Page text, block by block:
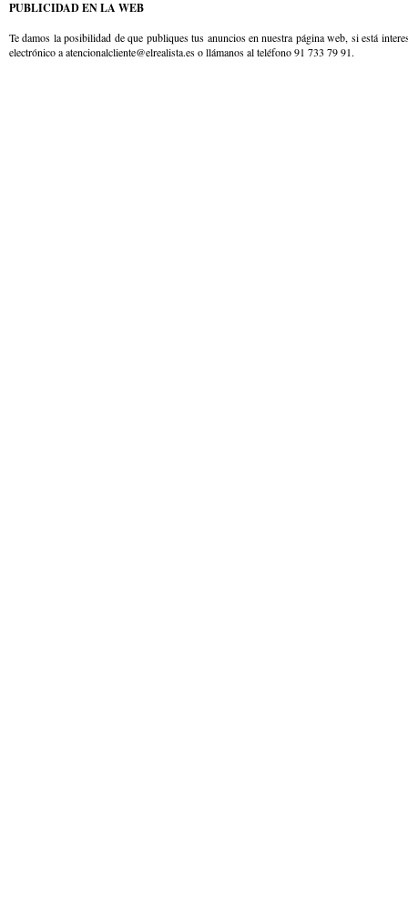
PUBLICIDAD EN LA WEB
Te damos la posibilidad de que publiques tus anuncios en nuestra página web, si está
electrónico a atencionalcliente@elrealista.es o llámanos al teléfono 91 733 79 91.